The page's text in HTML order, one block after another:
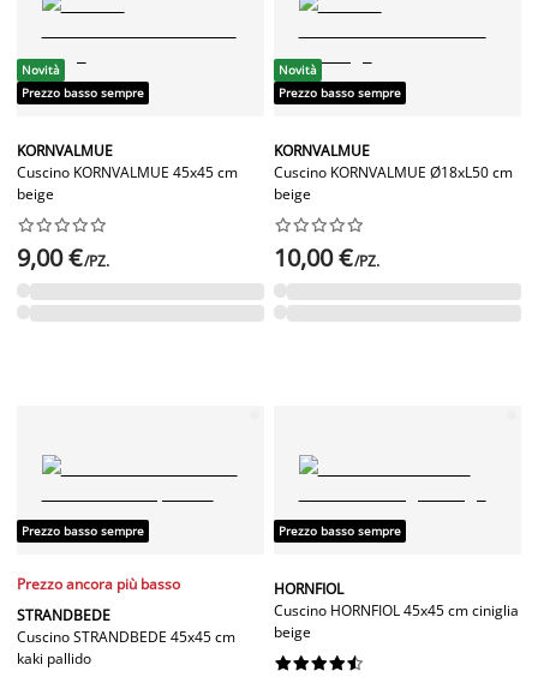
Novità
Prezzo basso sempre
KORNVALMUE
Cuscino KORNVALMUE 45x45 cm
beige






9,00 €/PZ.
Novità
Prezzo basso sempre
KORNVALMUE
Cuscino KORNVALMUE Ø18xL50 cm
beige






10,00 €/PZ.
Prezzo basso sempre
Prezzo ancora più basso
STRANDBEDE
Cuscino STRANDBEDE 45x45 cm
kaki pallido
Prezzo basso sempre
HORNFIOL
Cuscino HORNFIOL 45x45 cm ciniglia
beige





